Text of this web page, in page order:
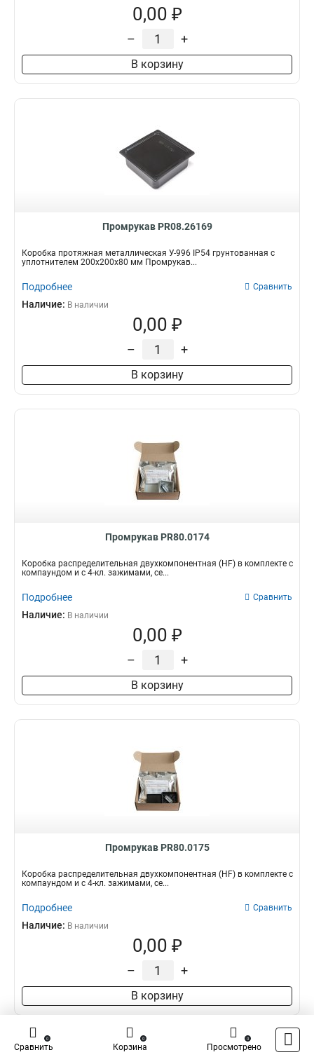
0,00 ₽
– +
В корзину
Промрукав PR08.26169
Коробка протяжная металлическая У-996 IP54 грунтованная с
уплотнителем 200х200х80 мм Промрукав...
Подробнее Сравнить
Наличие: В наличии
0,00 ₽
– +
В корзину
Промрукав PR80.0174
Коробка распределительная двухкомпонентная (HF) в комплекте с
компаундом и с 4-кл. зажимами, се...
Подробнее Сравнить
Наличие: В наличии
0,00 ₽
– +
В корзину
Промрукав PR80.0175
Коробка распределительная двухкомпонентная (HF) в комплекте с
компаундом и с 4-кл. зажимами, се...
Подробнее Сравнить
Наличие: В наличии
0,00 ₽
– +
В корзину
Сравнить
0
Корзина
0
Просмотрено
0